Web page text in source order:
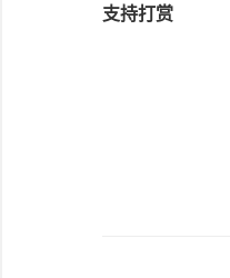
支持打赏